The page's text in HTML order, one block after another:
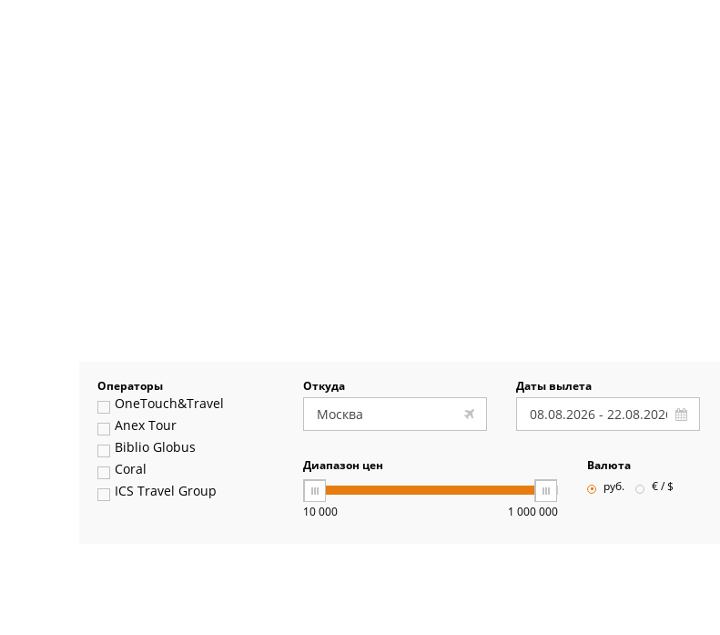
Операторы
OneTouch&Travel
Anex Tour
Biblio Globus
Coral
ICS Travel Group
Откуда Даты вылета
Диапазон цен
10 000 1 000 000
Валюта
руб.
€ / $